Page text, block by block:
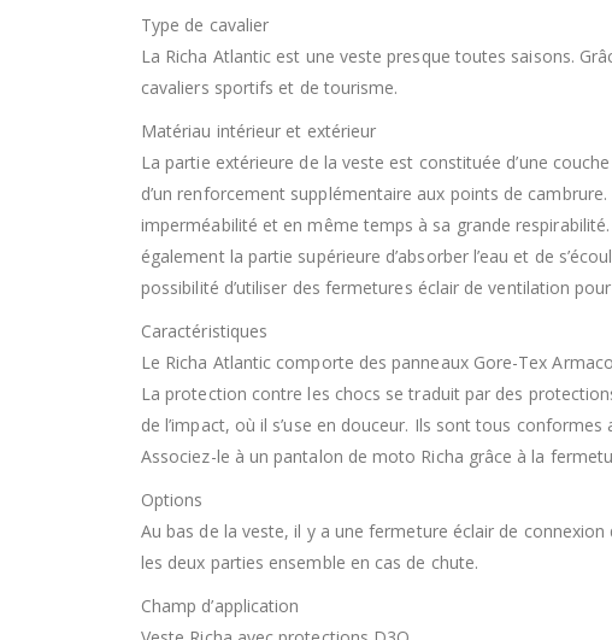
Type de cavalier
La Richa Atlantic est une veste presque toutes saisons.
cavaliers sportifs et de tourisme.
Matériau intérieur et extérieur
La partie extérieure de la veste est constituée d’une
d’un renforcement supplémentaire aux points de
imperméabilité et en même temps à sa grande
également la partie supérieure d’absorber l’eau et de
possibilité d’utiliser des fermetures éclair de ventilation
Caractéristiques
Le Richa Atlantic comporte des panneaux Gore-Tex
La protection contre les chocs se traduit par des
de l’impact, où il s’use en douceur. Ils sont tous
Associez-le à un pantalon de moto Richa grâce à la
Options
Au bas de la veste, il y a une fermeture éclair de
les deux parties ensemble en cas de chute.
Champ d’application